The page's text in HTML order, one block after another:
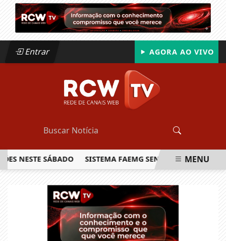
Entrar AGORA AO VIVO
SÁBADO SISTEMA FAEMG SENAR LANÇA O PRIMEIRO
MENU